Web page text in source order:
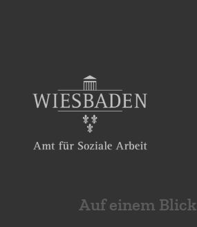
Auf einem Blick